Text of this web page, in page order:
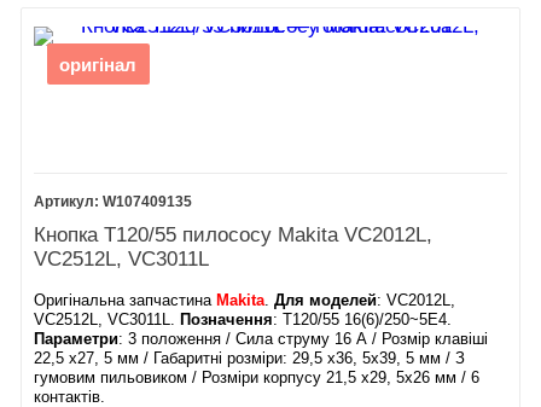
оригінал
W107409135
Кнопка T120/55 пилососу Makita VC2012L,
VC2512L, VC3011L
Оригінальна запчастина Makita .Для моделей: VC2012L,
VC2512L, VC3011L.
Позначення: T120/55 ​16(6)/250~5E4.
Параметри: 3 положення / Сила струму 16 А / Розмір клавіші
22,5 х27, 5 мм / Габаритні розміри: 29,5 х36, 5х39, 5 мм / З
гумовим пильовиком / Розміри корпусу 21,5 х29, 5х26 мм / 6
контактів.